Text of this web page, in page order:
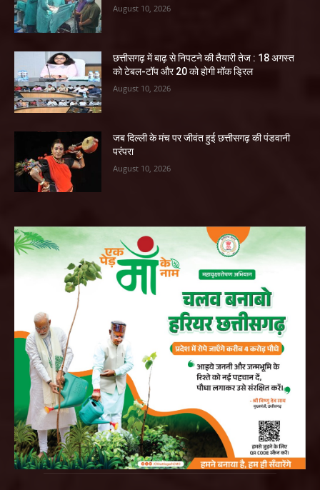
August 10, 2026
छत्तीसगढ़ में बाढ़ से निपटने की तैयारी तेज : 18 अगस्त
को टेबल-टॉप और 20 को होगी मॉक ड्रिल
August 10, 2026
जब दिल्ली के मंच पर जीवंत हुई छत्तीसगढ़ की पंडवानी
परंपरा
August 10, 2026